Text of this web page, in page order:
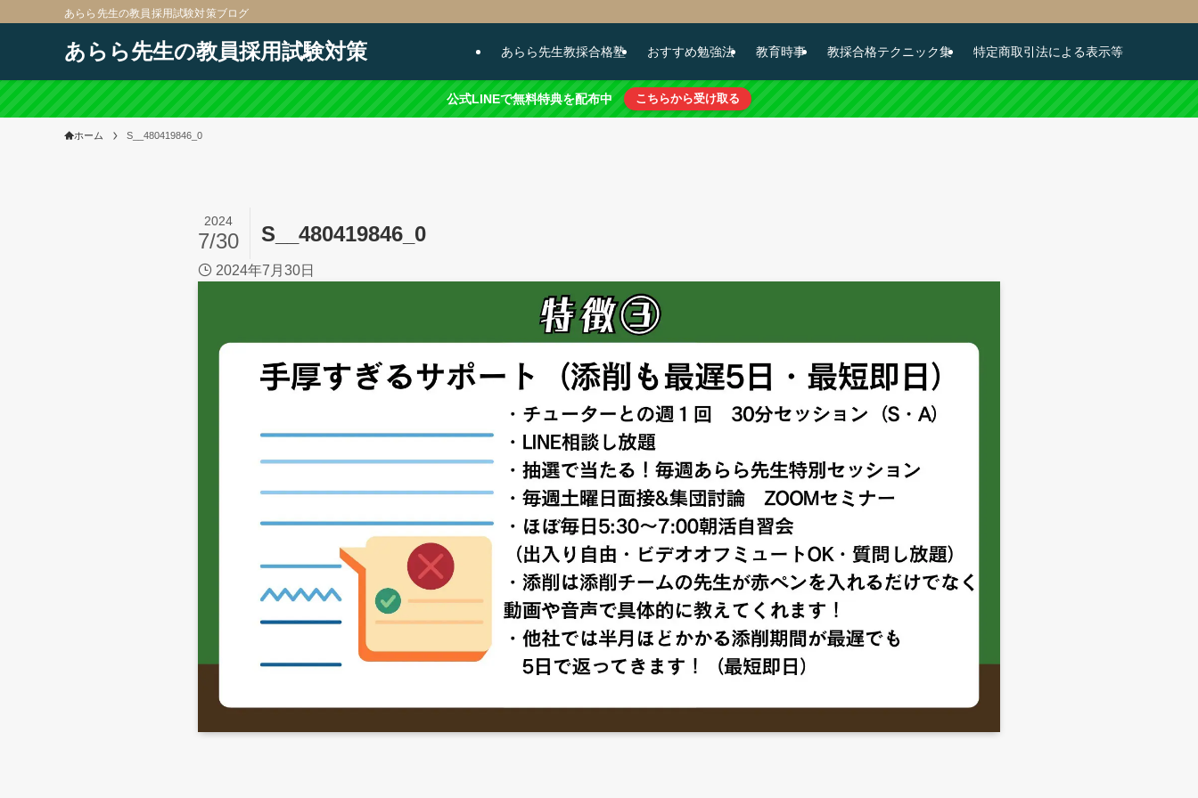
あらら先生の教員採用試験対策ブログ
あらら先生の教員採用試験対策 あらら先生教採合格塾 おすすめ勉強法 教育時事 教採合格テクニック集 特定商取引法による表示等
公式LINEで無料特典を配布中 こちらから受け取る
ホーム S__480419846_0
S__480419846_0
2024
7/30
2024年7月30日